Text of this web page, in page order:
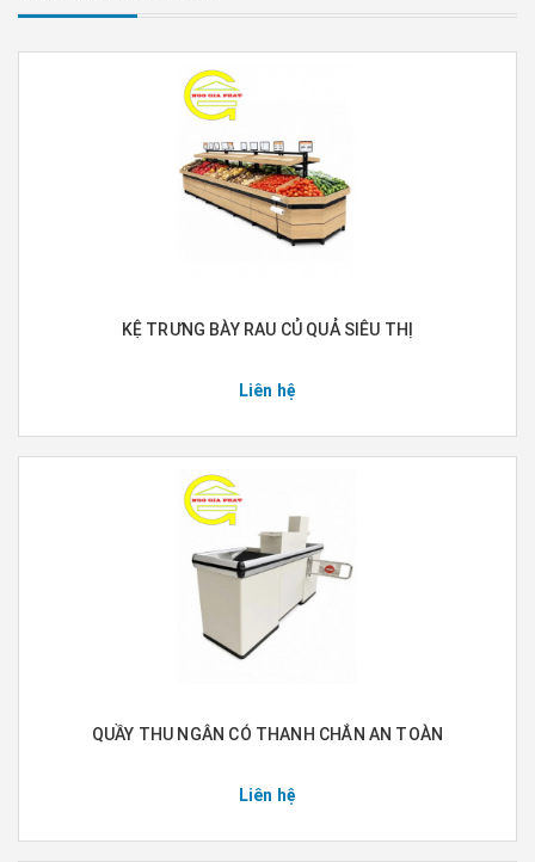
KỆ TRƯNG BÀY RAU CỦ QUẢ SIÊU THỊ
Liên hệ
QUẦY THU NGÂN CÓ THANH CHẮN AN TOÀN
Liên hệ